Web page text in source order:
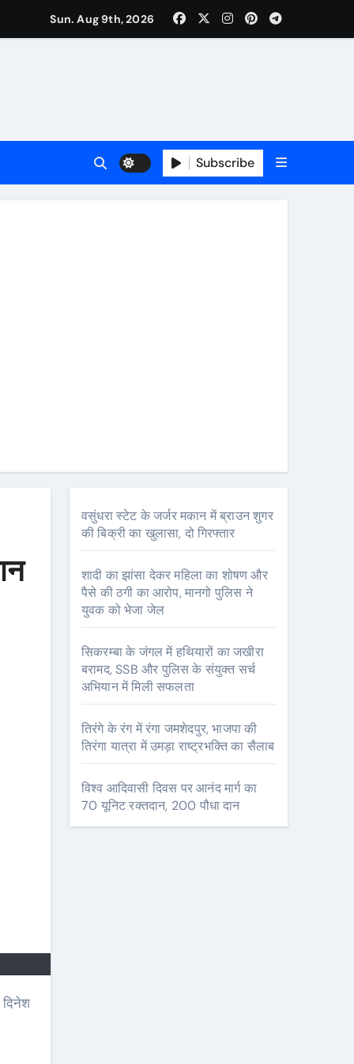
Sun. Aug 9th, 2026
Subscribe
वसुंधरा स्टेट के जर्जर मकान में ब्राउन शुगर
की बिक्री का खुलासा, दो गिरफ्तार
शादी का झांसा देकर महिला का शोषण और
पैसे की ठगी का आरोप, मानगो पुलिस ने
युवक को भेजा जेल
सिकरम्बा के जंगल में हथियारों का जखीरा
बरामद, SSB और पुलिस के संयुक्त सर्च
अभियान में मिली सफलता
तिरंगे के रंग में रंगा जमशेदपुर, भाजपा की
तिरंगा यात्रा में उमड़ा राष्ट्रभक्ति का सैलाब
विश्व आदिवासी दिवस पर आनंद मार्ग का
70 यूनिट रक्तदान, 200 पौधा दान